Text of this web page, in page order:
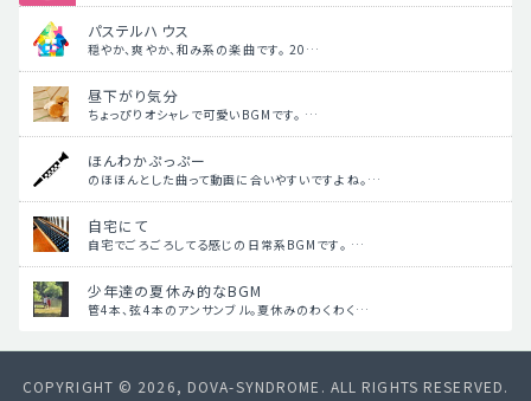
パステルハウス
穏やか、爽やか、和み系の楽曲です。 20…
昼下がり気分
ちょっぴりオシャレで可愛いBGMです。 …
ほんわかぷっぷー
のほほんとした曲って動画に合いやすいですよね。…
自宅にて
自宅でごろごろしてる感じの日常系BGMです。 …
少年達の夏休み的なBGM
管4本、弦4本のアンサンブル。夏休みのわくわく…
COPYRIGHT © 2026, DOVA-SYNDROME. ALL RIGHTS RESERVED.